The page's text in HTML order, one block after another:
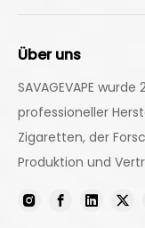
Über uns
SAVAGEVAPE
professioneller
Zigaretten, der
Produktion und